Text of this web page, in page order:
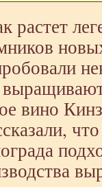
растет
вино